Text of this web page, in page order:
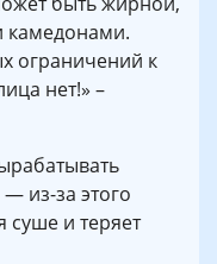
камедонами.
ограничений к
нет!» –
из-за этого
суше и теряет